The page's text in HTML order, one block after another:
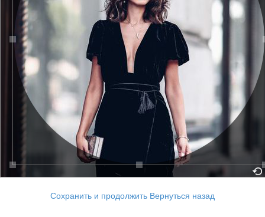
Сохранить и продолжить Вернуться назад